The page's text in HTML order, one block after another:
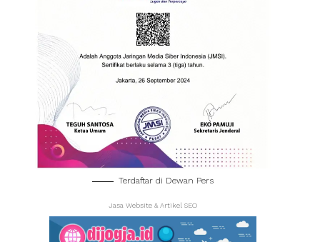
Terdaftar di Dewan Pers
Jasa Website & Artikel SEO